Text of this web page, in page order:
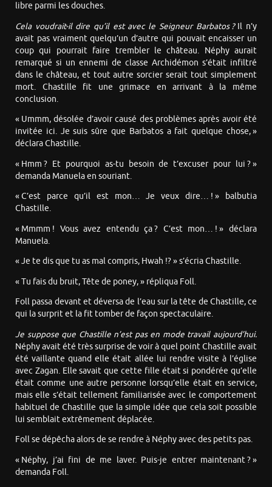
libre parmi les douches.
Cela voudrait-il dire qu’il est avec le Seigneur Barbatos ?Il n’y
avait pas vraiment quelqu’un d’autre qui pouvait encaisser un
coup qui pourrait faire trembler le château. Néphy aurait
remarqué si un ennemi de classe Archidémon s’était infiltré
dans le château, et tout autre sorcier serait tout simplement
mort. Chastille fit une grimace en arrivant à la même
conclusion.
« Ummm, désolée d’avoir causé des problèmes après avoir été
invitée ici. Je suis sûre que Barbatos a fait quelque chose, »
déclara Chastille.
« Hmm ? Et pourquoi as-tu besoin de t’excuser pour lui ? »
demanda Manuela en souriant.
« C’est parce qu’il est mon… Je veux dire… ! » balbutia
Chastille.
« Mmmm ! Vous avez entendu ça ? C’est mon… ! » déclara
Manuela.
« Je te dis que tu as mal compris, Hwah !? » s’écria Chastille.
« Tu fais du bruit, Tête de poney, » répliqua Foll.
Foll passa devant et déversa de l’eau sur la tête de Chastille, ce
qui la surprit et la fit tomber de façon spectaculaire.
Je suppose que Chastille n’est pas en mode travail aujourd’hui.
Néphy avait été très surprise de voir à quel point Chastille avait
été vaillante quand elle était allée lui rendre visite à l’église
avec Zagan. Elle savait que cette fille était si pondérée qu’elle
était comme une autre personne lorsqu’elle était en service,
mais elle s’était tellement familiarisée avec le comportement
habituel de Chastille que la simple idée que cela soit possible
lui semblait extrêmement déplacée.
Foll se dépêcha alors de se rendre à Néphy avec des petits pas.
« Néphy, j’ai fini de me laver. Puis-je entrer maintenant ? »
demanda Foll.